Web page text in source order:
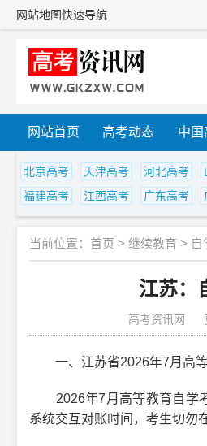
网站地图快速导航
网站首页 高考动态 中国
北京高考 天津高考 河北高考
福建高考
江西高考 广东高考
当前位置： 首页 > 继续教育 > 自
江苏：
高考资讯网
一、江苏省2026年7月高等
2026年7月高等教育自学考
系统交互对账时间，考生切勿